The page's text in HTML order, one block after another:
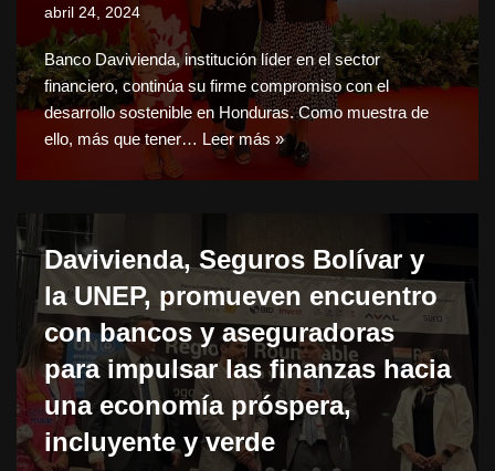
abril 24, 2024
Banco Davivienda, institución líder en el sector
financiero, continúa su firme compromiso con el
desarrollo sostenible en Honduras. Como muestra de
ello, más que tener… Leer más »
Davivienda, Seguros Bolívar y
la UNEP, promueven encuentro
con bancos y aseguradoras
para impulsar las finanzas hacia
una economía próspera,
incluyente y verde